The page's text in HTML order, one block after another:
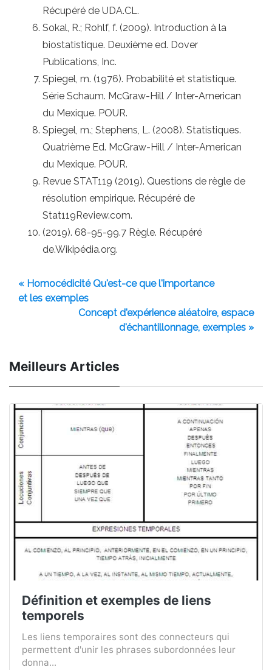
Récupéré de UDA.CL.
Sokal, R.; Rohlf, f. (2009). Introduction à la
biostatistique. Deuxième ed. Dover
Publications, Inc.
Spiegel, m. (1976). Probabilité et statistique.
Série Schaum. McGraw-Hill / Inter-American
du Mexique. POUR.
Spiegel, m.; Stephens, L. (2008). Statistiques.
Quatrième Ed. McGraw-Hill / Inter-American
du Mexique. POUR.
Revue STAT119 (2019). Questions de règle de
résolution empirique. Récupéré de
Stat119Review.com.
(2019). 68-95-99.7 Règle. Récupéré
de.Wikipédia.org.
« Homocédicité Qu'est-ce que l'importance
et les exemples
Concept d'expérience aléatoire, espace
d'échantillonnage, exemples »
Meilleurs Articles
Définition et exemples de liens
temporels
Les liens temporaires sont des connecteurs qui
permettent d'unir les phrases subordonnées leur
donna...